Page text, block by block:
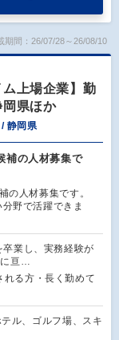
期間：26/07/28～26/08/10
ム上場企業】勤
県ほか
静岡県
補の人材募集で
の人材募集です。
野で活躍できま
卒業し、実務経験が
亘…
れる方・長く勤めて
ル、ゴルフ場、スキ